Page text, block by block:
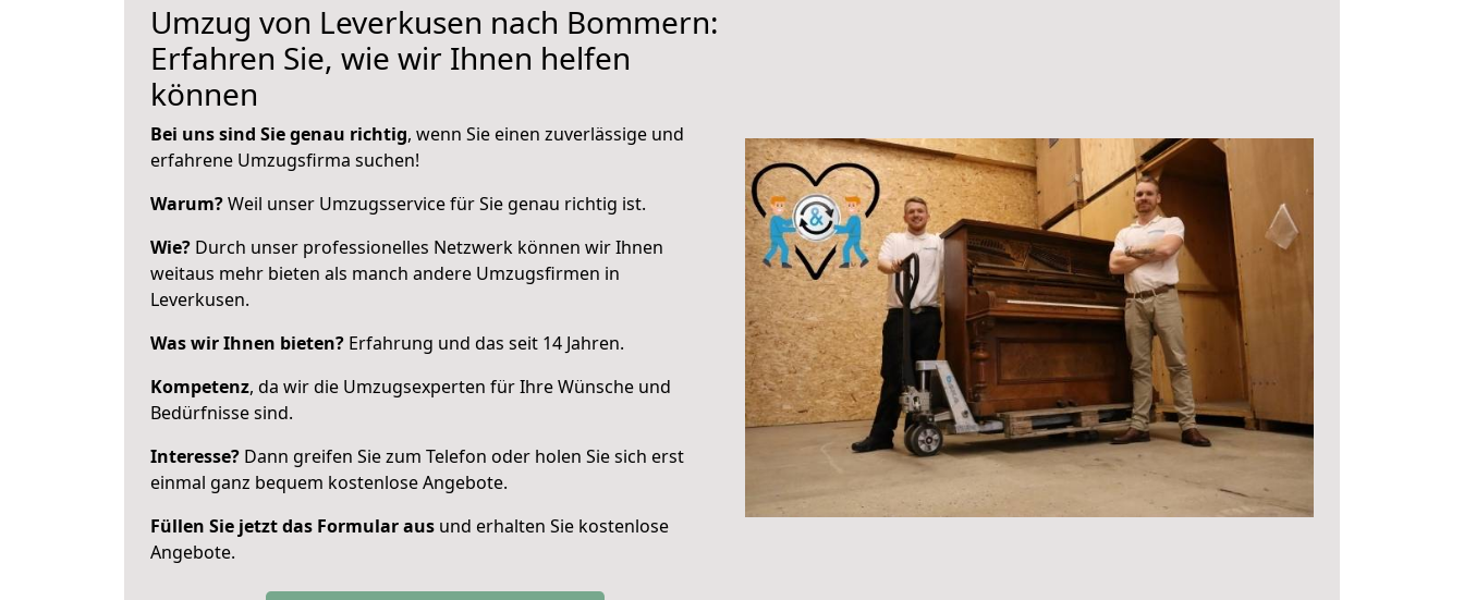
Umzug von Leverkusen nach Bommern:
Erfahren Sie, wie wir Ihnen helfen
können
Bei uns sind Sie genau richtig, wenn Sie einen zuverlässige und
erfahrene Umzugsfirma suchen!
Warum?Weil unser Umzugsservice für Sie genau richtig ist.
Wie? Durch unser professionelles Netzwerk können wir Ihnen
weitaus mehr bieten als manch andere Umzugsfirmen in
Leverkusen.
Was wir Ihnen bieten? Erfahrung und das seit 14 Jahren.
Kompetenz, da wir die Umzugsexperten für Ihre Wünsche und
Bedürfnisse sind.
Interesse? Dann greifen Sie zum Telefon oder holen Sie sich erst
einmal ganz bequem kostenlose Angebote.
Füllen Sie jetzt das Formular aus und erhalten Sie kostenlose
Angebote.